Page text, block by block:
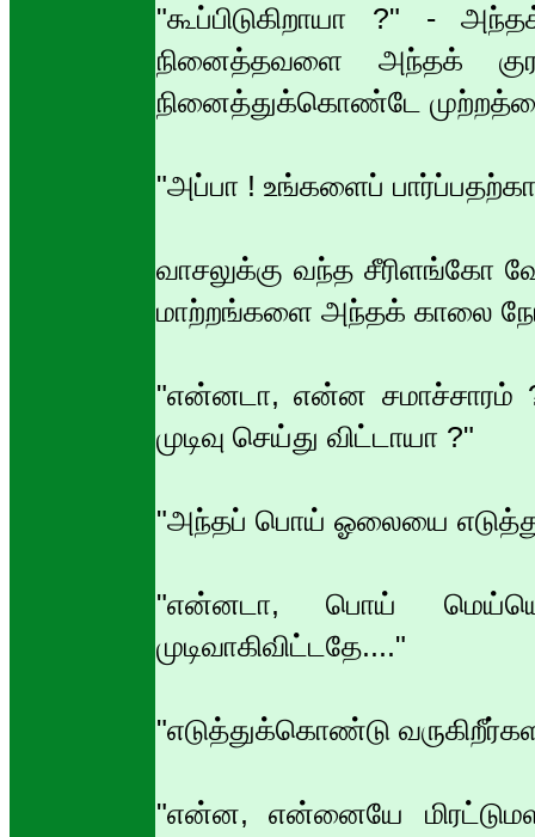
"கூப்பிடுகிறாயா ?" -
நினைத்தவளை அந்தக்
நினைத்துக்கொண்டே
"அப்பா ! உங்களைப்
வாசலுக்கு வந்த சீரிளங்கோ
மாற்றங்களை அந்தக் காலை
"என்னடா, என்ன சமாச்சாரம்
முடிவு செய்து விட்டாயா ?"
"அந்தப் பொய் ஓலையை
"என்னடா, பொய்
முடிவாகிவிட்டதே...."
"எடுத்துக்கொண்டு
"என்ன, என்னையே